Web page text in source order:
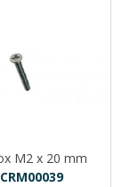
M2 x 20 mm